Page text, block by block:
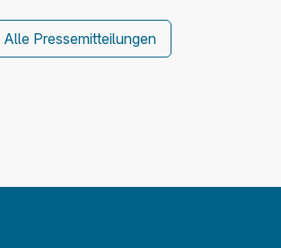
Alle Pressemitteilungen